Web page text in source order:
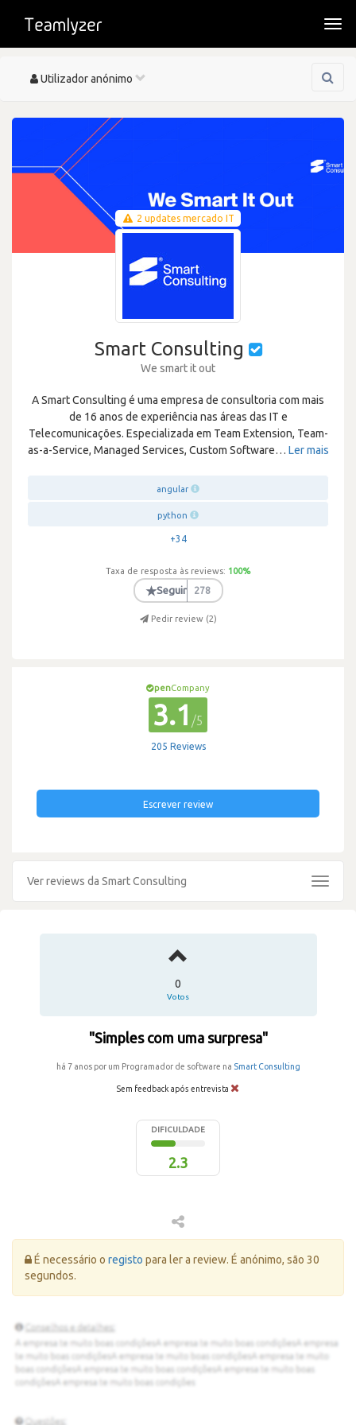
Toggle
Utilizador anónimo
2 updates mercado IT
Smart Consulting
We smart it out
A Smart Consulting é uma empresa de consultoria com mais
de 16 anos de experiência nas áreas das IT e
Telecomunicações. Especializada em Team Extension, Team-
as-a-Service, Managed Services, Custom Software… Ler mais
angular
python
+34
Taxa de resposta às reviews: 100%
★Seguir 278
Pedir review (2)
penCompany
3.1 /5
205 Reviews
Escrever review
Ver reviews da Smart Consulting
Toggle
0
Votos
"Simples com uma surpresa"
há 7 anos por um Programador de software na Smart Consulting
Sem feedback após entrevista
DIFICULDADE
2.3
Erro:
É necessário o registo para ler a review. É anónimo, são 30
segundos.